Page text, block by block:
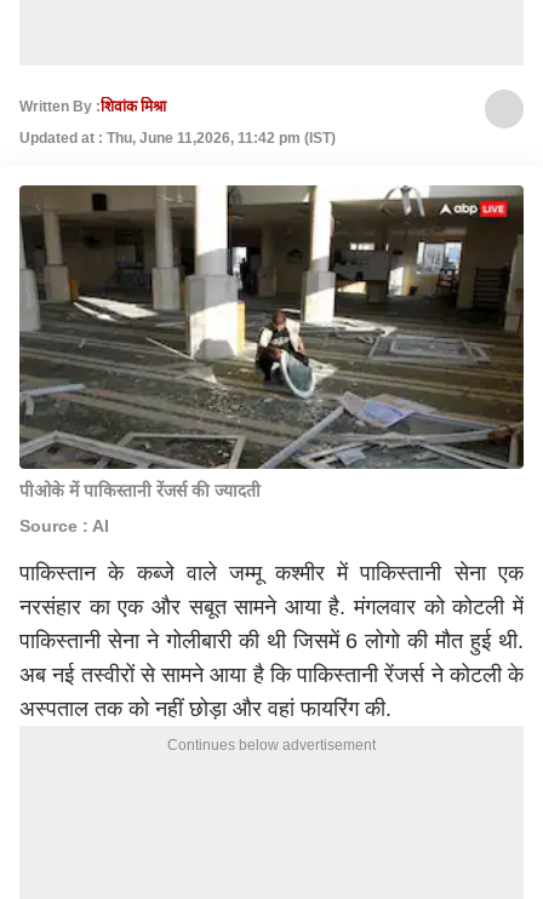
Written By :शिवांक मिश्रा
Updated at : Thu, June 11,2026, 11:42 pm (IST)
पीओके में पाकिस्तानी रेंजर्स की ज्यादती
Source : AI
पाकिस्तान के कब्जे वाले जम्मू कश्मीर में पाकिस्तानी सेना एक
नरसंहार का एक और सबूत सामने आया है. मंगलवार को कोटली में
पाकिस्तानी सेना ने गोलीबारी की थी जिसमें 6 लोगो की मौत हुई थी.
अब नई तस्वीरों से सामने आया है कि पाकिस्तानी रेंजर्स ने कोटली के
अस्पताल तक को नहीं छोड़ा और वहां फायरिंग की.
Continues below advertisement